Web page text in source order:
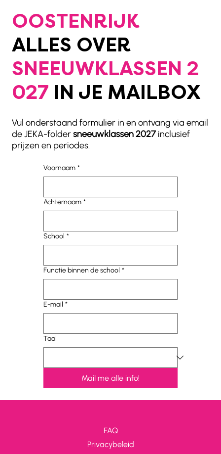
OOSTENRIJK
ALLES OVER
SNEEUWKLASSEN 2
027 IN JE MAILBOX
Vul onderstaand formulier in en ontvang via email
de JEKA-foldersneeuwklassen 2027 inclusief
prijzen en periodes.
Voornaam *
Achternaam *
School *
Functie binnen de school *
E-mail *
Taal
Mail me alle info!
FAQ
Privacybeleid